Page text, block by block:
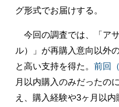
グ形式でお届けする。
今回の調査では、「ア
ル）」が再購入意向以外
と高い支持を得た。前回
月以内購入のみだったの
え、購入経験や3ヶ月以